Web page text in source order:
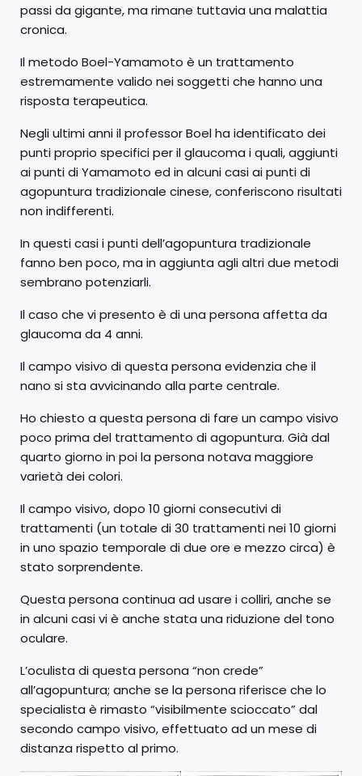
passi da gigante, ma rimane tuttavia una malattia
cronica.
Il metodo Boel-Yamamoto è un trattamento
estremamente valido nei soggetti che hanno una
risposta terapeutica.
Negli ultimi anni il professor Boel ha identificato dei
punti proprio specifici per il glaucoma i quali, aggiunti
ai punti di Yamamoto ed in alcuni casi ai punti di
agopuntura tradizionale cinese, conferiscono risultati
non indifferenti.
In questi casi i punti dell’agopuntura tradizionale
fanno ben poco, ma in aggiunta agli altri due metodi
sembrano potenziarli.
Il caso che vi presento è di una persona affetta da
glaucoma da 4 anni.
Il campo visivo di questa persona evidenzia che il
nano si sta avvicinando alla parte centrale.
Ho chiesto a questa persona di fare un campo visivo
poco prima del trattamento di agopuntura. Già dal
quarto giorno in poi la persona notava maggiore
varietà dei colori.
Il campo visivo, dopo 10 giorni consecutivi di
trattamenti (un totale di 30 trattamenti nei 10 giorni
in uno spazio temporale di due ore e mezzo circa) è
stato sorprendente.
Questa persona continua ad usare i colliri, anche se
in alcuni casi vi è anche stata una riduzione del tono
oculare.
L’oculista di questa persona “non crede”
all’agopuntura; anche se la persona riferisce che lo
specialista è rimasto “visibilmente scioccato” dal
secondo campo visivo, effettuato ad un mese di
distanza rispetto al primo.